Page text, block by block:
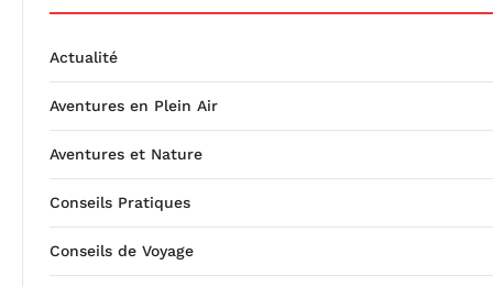
Actualité
Aventures en Plein Air
Aventures et Nature
Conseils Pratiques
Conseils de Voyage